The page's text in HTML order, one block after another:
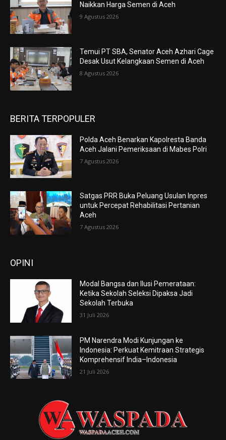
Naikkan Harga Semen di Aceh
9 Agustus 2026
Temui PT SBA, Senator Aceh Azhari Cage
Desak Usut Kelangkaan Semen di Aceh
8 Agustus 2026
BERITA TERPOPULER
Polda Aceh Benarkan Kapolresta Banda
Aceh Jalani Pemeriksaan di Mabes Polri
7 Agustus 2026
Satgas PRR Buka Peluang Usulan Inpres
untuk Percepat Rehabilitasi Pertanian
Aceh
7 Agustus 2026
OPINI
Modal Bangsa dan Ilusi Pemerataan:
Ketika Sekolah Seleksi Dipaksa Jadi
Sekolah Terbuka
31 Juli 2026
PM Narendra Modi Kunjungan ke
Indonesia: Perkuat Kemitraan Strategis
Komprehensif India–Indonesia
21 Juli 2026